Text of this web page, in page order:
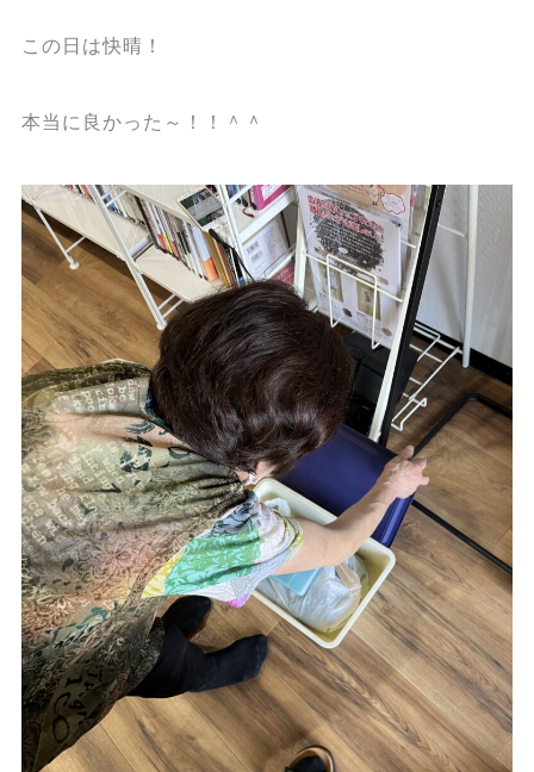
この日は快晴！
本当に良かった～！！＾＾